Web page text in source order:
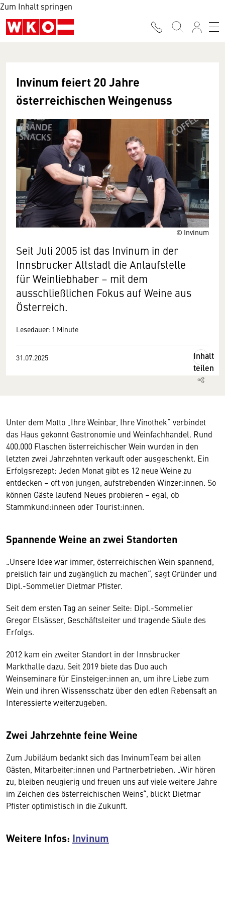
Zum Inhalt springen
© Invinum
Invinum feiert 20 Jahre
österreichischen Weingenuss
Seit Juli 2005 ist das Invinum in der
Innsbrucker Altstadt die Anlaufstelle
für Weinliebhaber – mit dem
ausschließlichen Fokus auf Weine aus
Österreich.
Lesedauer: 1 Minute
31.07.2025
Inhalt
teilen
Unter dem Motto „Ihre Weinbar, Ihre Vinothek“ verbindet
das Haus gekonnt Gastronomie und Weinfachhandel. Rund
400.000 Flaschen österreichischer Wein wurden in den
letzten zwei Jahrzehnten verkauft oder ausgeschenkt. Ein
Erfolgsrezept: Jeden Monat gibt es 12 neue Weine zu
entdecken – oft von jungen, aufstrebenden Winzer:innen. So
können Gäste laufend Neues probieren – egal, ob
Stammkund:inneen oder Tourist:innen.
Spannende Weine an zwei Standorten
„Unsere Idee war immer, österreichischen Wein spannend,
preislich fair und zugänglich zu machen“, sagt Gründer und
Dipl.-Sommelier Dietmar Pfister.
Seit dem ersten Tag an seiner Seite: Dipl.-Sommelier
Gregor Elsässer, Geschäftsleiter und tragende Säule des
Erfolgs.
2012 kam ein zweiter Standort in der Innsbrucker
Markthalle dazu. Seit 2019 biete das Duo auch
Weinseminare für Einsteiger:innen an, um ihre Liebe zum
Wein und ihren Wissensschatz über den edlen Rebensaft an
Interessierte weiterzugeben.
Zwei Jahrzehnte feine Weine
Zum Jubiläum bedankt sich das InvinumTeam bei allen
Gästen, Mitarbeiter:innen und Partnerbetrieben. „Wir hören
zu, bleiben neugierig und freuen uns auf viele weitere Jahre
im Zeichen des österreichischen Weins“, blickt Dietmar
Pfister optimistisch in die Zukunft.
Weitere Infos: Invinum